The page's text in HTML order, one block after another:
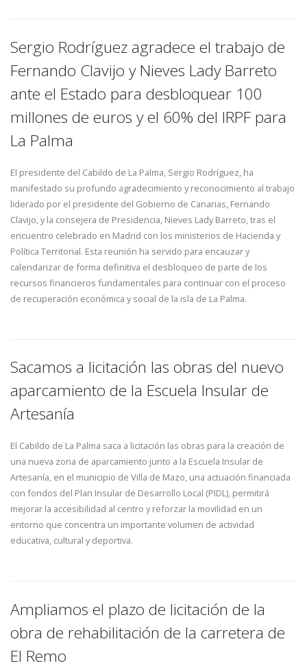
Sergio Rodríguez agradece el trabajo de
Fernando Clavijo y Nieves Lady Barreto
ante el Estado para desbloquear 100
millones de euros y el 60% del IRPF para
La Palma
El presidente del Cabildo de La Palma, Sergio Rodríguez, ha
manifestado su profundo agradecimiento y reconocimiento al trabajo
liderado por el presidente del Gobierno de Canarias, Fernando
Clavijo, y la consejera de Presidencia, Nieves Lady Barreto, tras el
encuentro celebrado en Madrid con los ministerios de Hacienda y
Política Territorial. Esta reunión ha servido para encauzar y
calendarizar de forma definitiva el desbloqueo de parte de los
recursos financieros fundamentales para continuar con el proceso
de recuperación económica y social de la isla de La Palma.
Sacamos a licitación las obras del nuevo
aparcamiento de la Escuela Insular de
Artesanía
El Cabildo de La Palma saca a licitación las obras para la creación de
una nueva zona de aparcamiento junto a la Escuela Insular de
Artesanía, en el municipio de Villa de Mazo, una actuación financiada
con fondos del Plan Insular de Desarrollo Local (PIDL), permitirá
mejorar la accesibilidad al centro y reforzar la movilidad en un
entorno que concentra un importante volumen de actividad
educativa, cultural y deportiva.
Ampliamos el plazo de licitación de la
obra de rehabilitación de la carretera de
El Remo